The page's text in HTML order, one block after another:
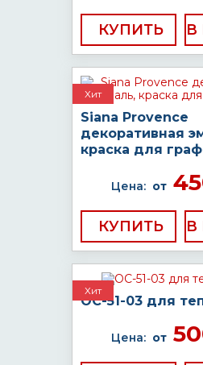
КУПИТЬ
Хит
Siana Provence
декоративная
краска для
Цена: от
КУПИТЬ
Хит
ОС-51-03 для
Цена: от